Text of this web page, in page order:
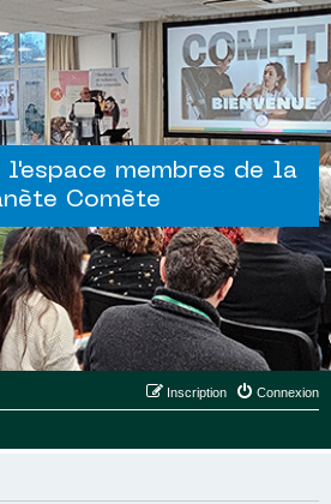
l'espace membres de la
Comète
Connexion
Inscription